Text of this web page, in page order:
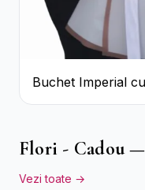
Buchet Imperial
Flori - Cadou
Vezi toate →